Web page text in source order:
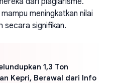
meningkatkan nilai
secara signifikan.
1,3 Ton
Kepri, Berawal dari Info